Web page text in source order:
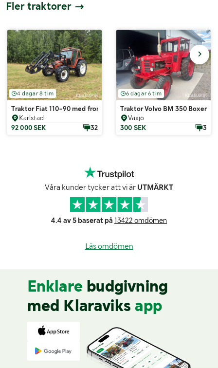
Fler traktorer
4 dagar 8 tim
Traktor Fiat 110-90 med frontlastare
Karlstad
92 000 SEK
32
6 dagar 6 tim
Traktor Volvo BM 350 Boxer
Växjö
300 SEK
3
Våra kunder tycker att vi är UTMÄRKT
4.4 av 5 baserat på 13422 omdömen
Läs omdömen
Enklare budgivning
med Klaraviks app